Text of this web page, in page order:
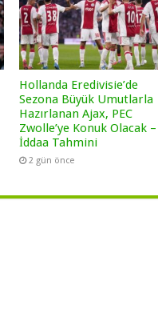
Hollanda Eredivisie’de
Sezona Büyük Umutlarla
Hazırlanan Ajax, PEC
Zwolle’ye Konuk Olacak –
İddaa Tahmini
2 gün önce